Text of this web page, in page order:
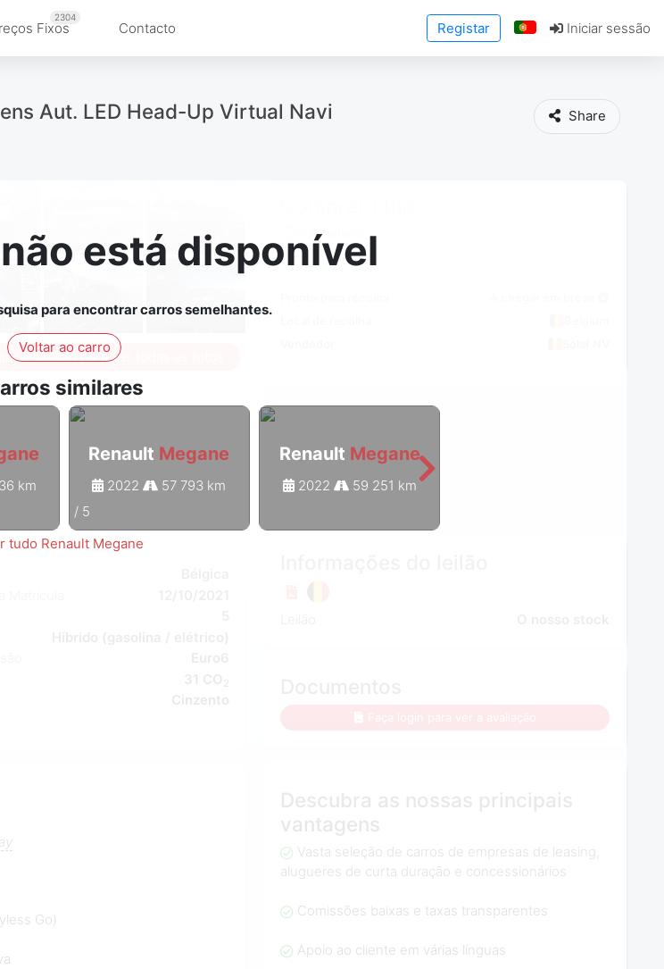
Fixos
2304
Contacto Registar Iniciar sessão
Aut. LED Head-Up Virtual Navi
Share
está disponível
para encontrar carros semelhantes.
Voltar ao carro
similares
km
Renault Megane
2022 57 793 km
Renault Megane
2022 59 251 km
/ 5
tudo Renault Megane
IVA excluído
vantagens
Vasta seleção de carros de empresas de leasing,
alugueres de curta duração e concessionários
Comissões baixas e taxas transparentes
Apoio ao cliente em várias línguas
a sessão para ver todas as fotos
Go)